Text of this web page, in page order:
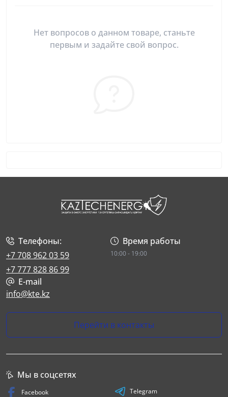
Нет вопросов о данном товаре, станьте
первым и задайте свой вопрос.
Телефоны:
+7 708 962 03 59
+7 777 828 86 99
Время работы
10:00 - 19:00
E-mail
info@kte.kz
Перейти в контакты
Мы в соцсетях
Facebook
Telegram